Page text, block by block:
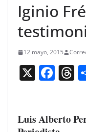
Iginio
12 mayo, 2015
X F
e
T
a
Luis Alberto